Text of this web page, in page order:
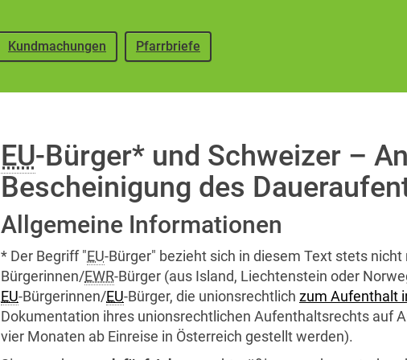
Kundmachungen Pfarrbriefe
EU-Bürger* und Schweizer –
Bescheinigung des
Allgemeine Informationen
* Der Begriff "EU-Bürger" bezieht sich in diesem Text stets nicht
Bürgerinnen/EWR-Bürger (aus Island, Liechtenstein oder
EU-Bürgerinnen/EU-Bürger, die unionsrechtlich zum Aufenthalt
Dokumentation ihres unionsrechtlichen Aufenthaltsrechts auf
vier Monaten ab Einreise in Österreich gestellt werden).